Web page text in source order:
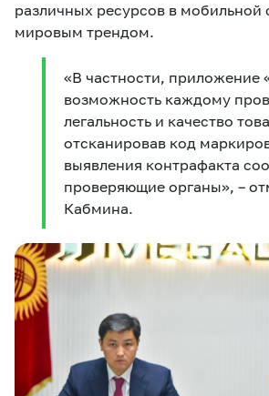
различных ресурсов в мобильной
мировым трендом.
«В частности, приложение
возможность каждому
легальность и качество
отсканировав код
выявления контрафакта
проверяющие органы», –
Кабмина.